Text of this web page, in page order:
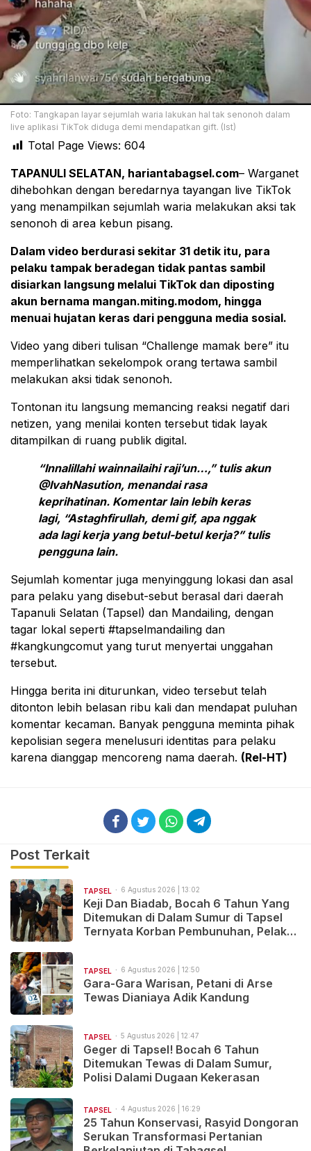
Foto: Tangkapan layar sejumlah waria lakukan hal tak senonoh dalam
live aplikasi TikTok diduga demi mendapatkan gift. (Ist)
Total Page Views: 604
TAPANULI SELATAN, hariantabagsel.com– Warganet
dihebohkan dengan beredarnya tayangan live TikTok
yang menampilkan sejumlah waria melakukan aksi tak
senonoh di area kebun pisang.
Dalam video berdurasi sekitar 31 detik itu, para
pelaku tampak beradegan tidak pantas sambil
disiarkan langsung melalui TikTok dan diposting
akun bernama mangan.miting.modom, hingga
menuai hujatan keras dari pengguna media sosial.
Video yang diberi tulisan “Challenge mamak bere” itu
memperlihatkan sekelompok orang tertawa sambil
melakukan aksi tidak senonoh.
Tontonan itu langsung memancing reaksi negatif dari
netizen, yang menilai konten tersebut tidak layak
ditampilkan di ruang publik digital.
“Innalillahi wainnailaihi raji’un…,” tulis akun
@IvahNasution, menandai rasa
keprihatinan. Komentar lain lebih keras
lagi, “Astaghfirullah, demi gif, apa nggak
ada lagi kerja yang betul-betul kerja?” tulis
pengguna lain.
Sejumlah komentar juga menyinggung lokasi dan asal
para pelaku yang disebut-sebut berasal dari daerah
Tapanuli Selatan (Tapsel) dan Mandailing, dengan
tagar lokal seperti #tapselmandailing dan
#kangkungcomut yang turut menyertai unggahan
tersebut.
Hingga berita ini diturunkan, video tersebut telah
ditonton lebih belasan ribu kali dan mendapat puluhan
komentar kecaman. Banyak pengguna meminta pihak
kepolisian segera menelusuri identitas para pelaku
karena dianggap mencoreng nama daerah. (Rel-HT)
Post Terkait
TAPSEL 6 Agustus 2026 | 13:02
Keji Dan Biadab, Bocah 6 Tahun Yang
Ditemukan di Dalam Sumur di Tapsel
Ternyata Korban Pembunuhan, Pelaku
TAPSEL 6 Agustus 2026 | 12:50
Gara-Gara Warisan, Petani di Arse
Tewas Dianiaya Adik Kandung
TAPSEL 5 Agustus 2026 | 12:47
Geger di Tapsel! Bocah 6 Tahun
Ditemukan Tewas di Dalam Sumur,
Polisi Dalami Dugaan Kekerasan
TAPSEL 4 Agustus 2026 | 16:29
25 Tahun Konservasi, Rasyid Dongoran
Serukan Transformasi Pertanian